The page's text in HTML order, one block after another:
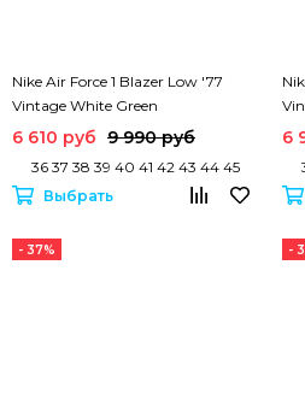
Nike Air Force 1 Blazer Low '77
Vintage White Green
6 610 руб 9 990 руб
36 37 38 39 40 41 42 43 44 45
Выбрать
6
- 37% -